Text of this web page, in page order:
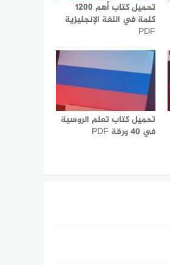
تحميل كتاب أهم 1200
كلمة في اللغة الإنجليزية
PDF
تحميل كتاب تعلم الروسية
في 40 ورقة PDF